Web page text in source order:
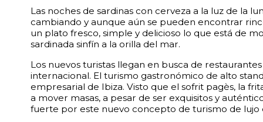
Las noches de sardinas con cerveza a la luz de la
cambiando y aunque aún se pueden encontrar
un plato fresco, simple y delicioso lo que está de
sardinada sinfín a la orilla del mar.
Los nuevos turistas llegan en busca de
internacional. El turismo gastronómico de alto
empresarial de Ibiza. Visto que el sofrit pagès, la
a mover masas, a pesar de ser exquisitos y
fuerte por este nuevo concepto de turismo de lujo